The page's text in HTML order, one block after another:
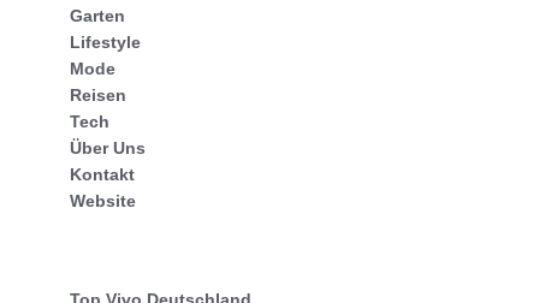
Garten
Lifestyle
Mode
Reisen
Tech
Über Uns
Kontakt
Website